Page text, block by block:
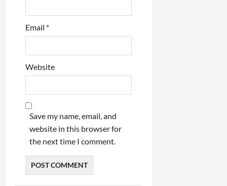
Email *
Website
Save my name, email, and
website in this browser for
the next time I comment.